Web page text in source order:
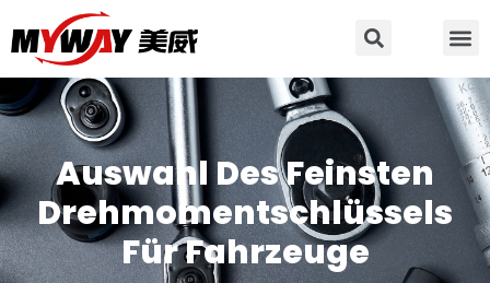
Auswahl Des Feinsten
Drehmomentschlüssels
Für Fahrzeuge